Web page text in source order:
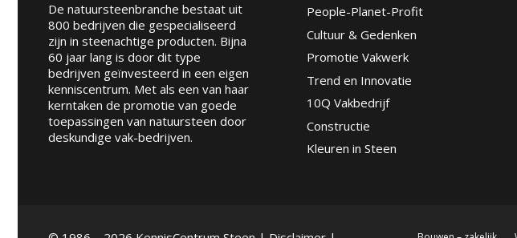
De natuursteenbranche bestaat uit
800 bedrijven die gespecialiseerd
zijn in steenachtige producten. Bijna
60 jaar lang is door dit type
bedrijven geïnvesteerd in een eigen
kenniscentrum. Met als een van haar
kerntaken de promotie van goede
toepassingen van natuursteen door
deskundige vak-bedrijven.
People-Planet-Profit
Cultuur & Gedenken
Promotie Vakwerk
Trend en Innovatie
10Q Vakbedrijf
Constructie
Kleuren in Steen